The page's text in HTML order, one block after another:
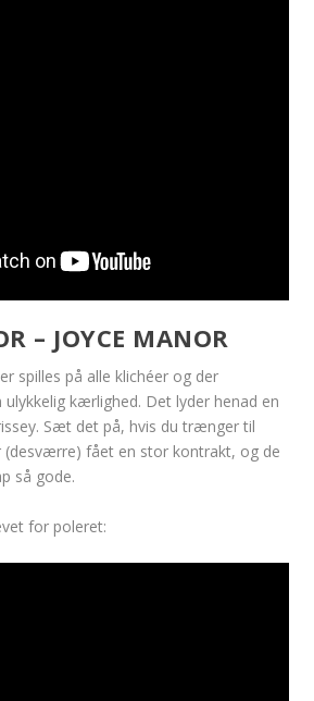
– JOYCE MANOR
spilles på alle klichéer og der
kærlighed. Det lyder henad en
Sæt det på, hvis du trænger til
fået en stor kontrakt, og de
så gode.
for poleret: